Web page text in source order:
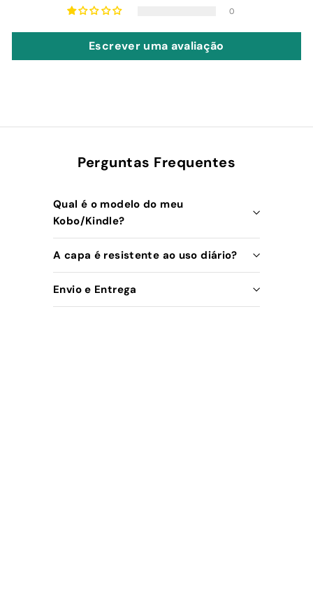
0
Escrever uma avaliação
Perguntas Frequentes
Qual é o modelo do meu
Kobo/Kindle?
A capa é resistente ao uso diário?
Envio e Entrega